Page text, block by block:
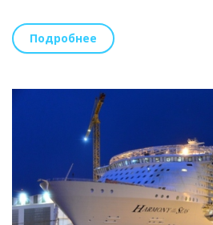
Подробнее